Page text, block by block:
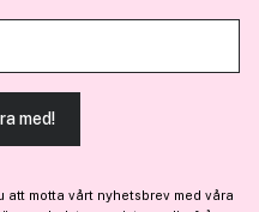
in när du har använt deras
COOKIES
med!
motta vårt nyhetsbrev med våra